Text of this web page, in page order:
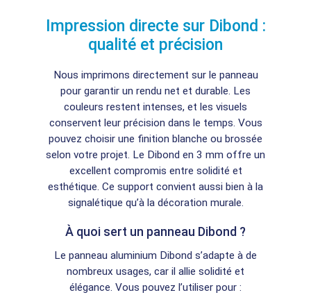
Impression directe sur Dibond :
qualité et précision
Nous imprimons directement sur le panneau
pour garantir un rendu net et durable. Les
couleurs restent intenses, et les visuels
conservent leur précision dans le temps. Vous
pouvez choisir une finition blanche ou brossée
selon votre projet. Le Dibond en 3 mm offre un
excellent compromis entre solidité et
esthétique. Ce support convient aussi bien à la
signalétique qu’à la décoration murale.
À quoi sert un panneau Dibond ?
Le panneau aluminium Dibond s’adapte à de
nombreux usages, car il allie solidité et
élégance. Vous pouvez l’utiliser pour :